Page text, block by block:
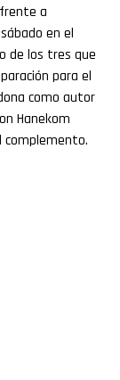
a
en el
de los tres que
para el
como autor
Hanekom
complemento.